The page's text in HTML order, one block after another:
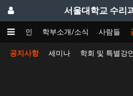
서울대학교 수리
메인 학부소개/소식 사람들
공지사항 세미나 학회 및 특별강